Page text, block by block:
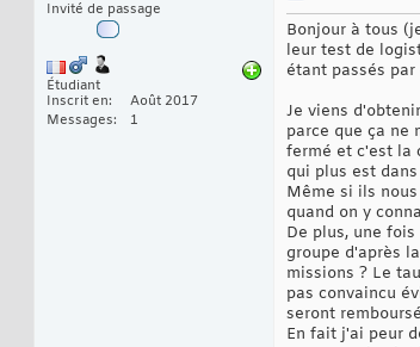
Invité de passage
Étudiant
Inscrit en
Août 2017
Messages
1
Bonjour à tous
leur test de
étant passés par
Je viens
parce que ça ne
fermé et c'est la
qui plus est
Même si ils
quand on y
De plus, une
groupe d'après
missions ? Le
pas convaincu
seront
En fait j'ai peur